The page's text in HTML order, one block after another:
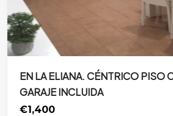
EN LA ELIANA. CÉNTRICO PISO
GARAJE INCLUIDA
€1,400